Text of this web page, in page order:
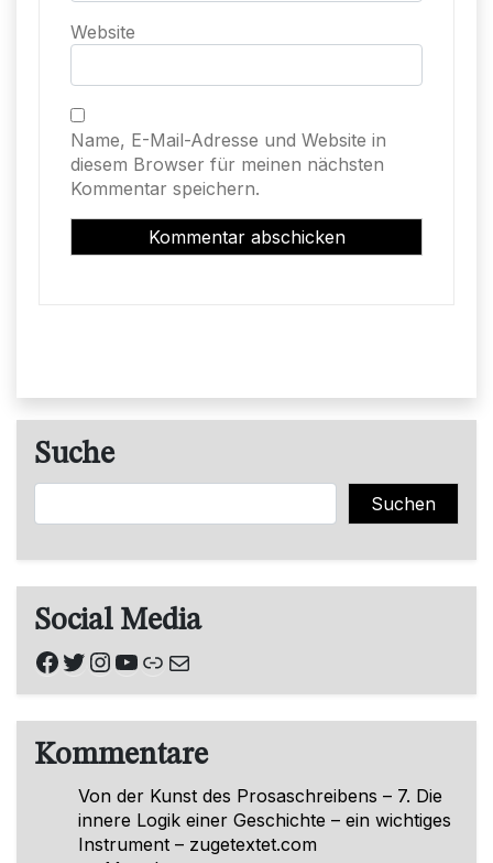
Website
Name, E-Mail-Adresse und Website in
diesem Browser für meinen nächsten
Kommentar speichern.
Suche
Suchen
Social Media
Facebook
Twitter
Instagram
YouTube
Link
E-Mail
Kommentare
Von der Kunst des Prosaschreibens – 7. Die
innere Logik einer Geschichte – ein wichtiges
Instrument – zugetextet.com